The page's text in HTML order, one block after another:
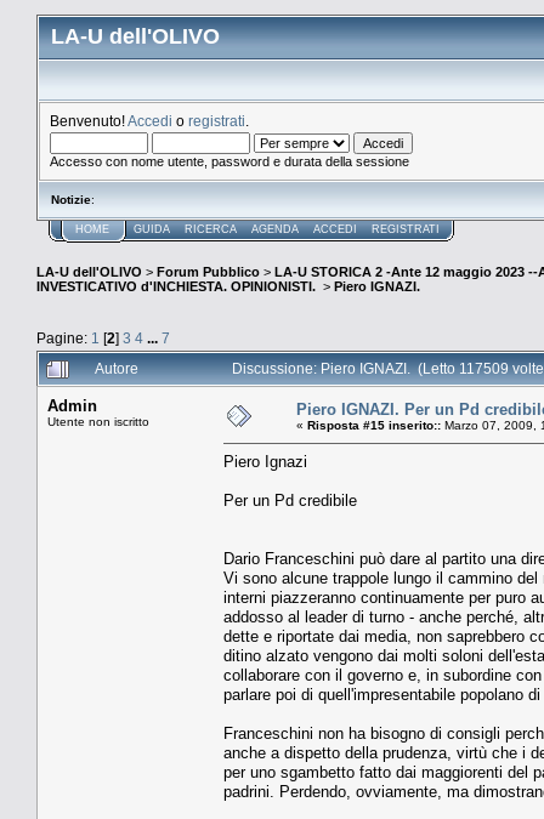
LA-U dell'OLIVO
Benvenuto!Accedi o registrati
Accesso con nome utente, password e durata della sessione
Notizie:
HOME GUIDA RICERCA AGENDA ACCEDI REGISTRATI
LA-U dell'OLIVO > Forum Pubblico > LA-U STORICA 2 -Ante 12 maggio 2023 --
INVESTICATIVO d'INCHIESTA. OPINIONISTI. > Piero IGNAZI.
Pagine: 1 [2] 3 4 ... 7
Autore
Discussione: Piero IGNAZI. (Letto 117509
Admin
Utente non iscritto
Piero IGNAZI. Per un Pd
« Risposta #15 inserito:: Marzo 07, 2009,
Piero Ignazi
Per un Pd credibile
Dario Franceschini può dare al partito una
Vi sono alcune trappole lungo il cammino
interni piazzeranno continuamente per puro
addosso al leader di turno - anche perché,
dette e riportate dai media, non saprebbero
ditino alzato vengono dai molti soloni
collaborare con il governo e, in subordine
parlare poi di quell'impresentabile popolano
Franceschini non ha bisogno di consigli
anche a dispetto della prudenza, virtù che i
per uno sgambetto fatto dai maggiorenti del
padrini. Perdendo, ovviamente, ma